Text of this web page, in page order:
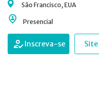
São Francisco, EUA
Presencial
Inscreva-se Site